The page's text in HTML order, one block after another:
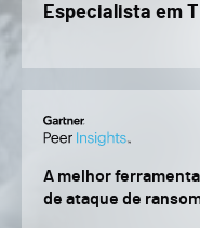
Especialista em TI
A melhor
de ataque de